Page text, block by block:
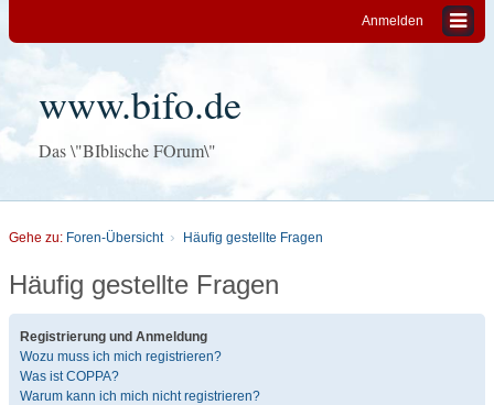
Anmelden
www.bifo.de
Das \"BIblische FOrum\"
Gehe zu: Foren-Übersicht Häufig gestellte Fragen
Häufig gestellte Fragen
Registrierung und Anmeldung
Wozu muss ich mich registrieren?
Was ist COPPA?
Warum kann ich mich nicht registrieren?